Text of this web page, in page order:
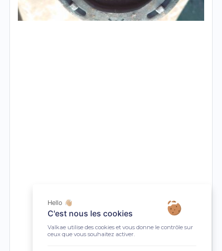
Hello 👋🏼
C'est nous les cookies
Valkae utilise des cookies et vous donne le contrôle sur
ceux que vous souhaitez activer.